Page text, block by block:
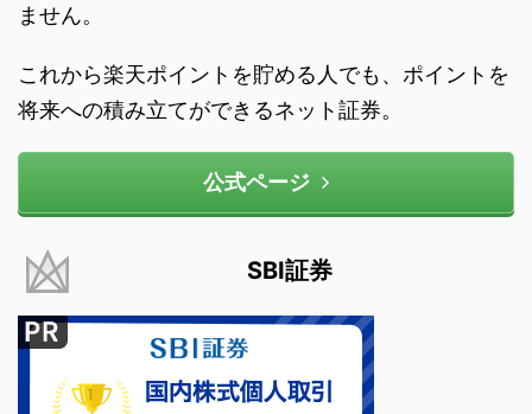
ません。
これから楽天ポイントを貯める人でも、ポイントを
将来への積み立てができるネット証券。
公式ページ
SBI証券